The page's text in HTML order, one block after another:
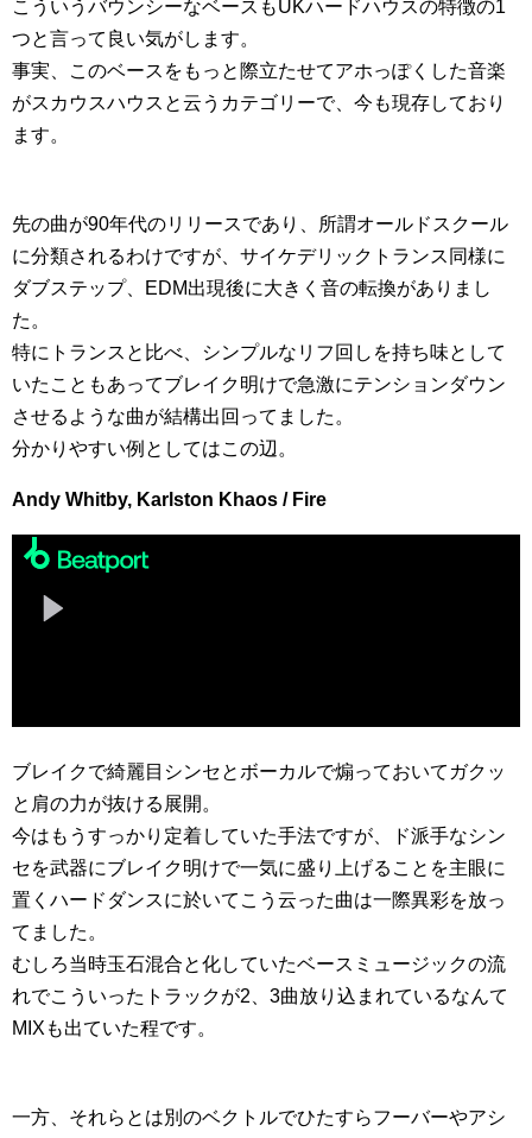
こういうバウンシーなベースもUKハードハウスの特徴の1
つと言って良い気がします。
事実、このベースをもっと際立たせてアホっぽくした音楽
がスカウスハウスと云うカテゴリーで、今も現存しており
ます。
先の曲が90年代のリリースであり、所謂オールドスクール
に分類されるわけですが、サイケデリックトランス同様に
ダブステップ、EDM出現後に大きく音の転換がありまし
た。
特にトランスと比べ、シンプルなリフ回しを持ち味として
いたこともあってブレイク明けで急激にテンションダウン
させるような曲が結構出回ってました。
分かりやすい例としてはこの辺。
Andy Whitby, Karlston Khaos / Fire
ブレイクで綺麗目シンセとボーカルで煽っておいてガクッ
と肩の力が抜ける展開。
今はもうすっかり定着していた手法ですが、ド派手なシン
セを武器にブレイク明けで一気に盛り上げることを主眼に
置くハードダンスに於いてこう云った曲は一際異彩を放っ
てました。
むしろ当時玉石混合と化していたベースミュージックの流
れでこういったトラックが2、3曲放り込まれているなんて
MIXも出ていた程です。
一方、それらとは別のベクトルでひたすらフーバーやアシ